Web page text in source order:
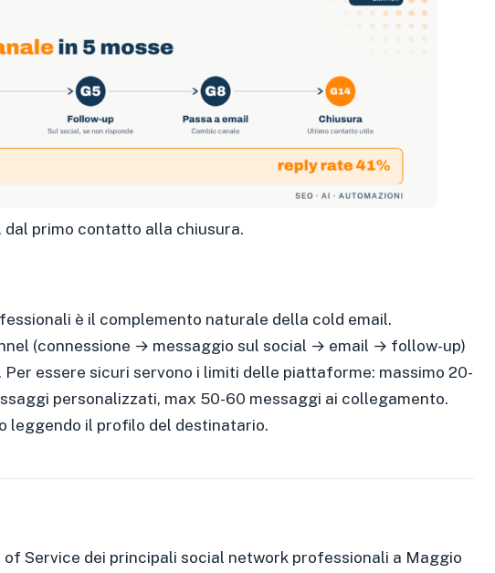
primo contatto alla chiusura.
è il complemento naturale della cold email.
(connessione → messaggio sul social → email → follow-up)
Per essere sicuri servono i limiti delle piattaforme: massimo 20-
personalizzati, max 50-60 messaggi ai collegamento.
leggendo il profilo del destinatario.
Service dei principali social network professionali a Maggio